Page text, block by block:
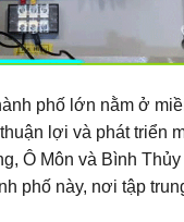
phố lớn nằm ở
lợi và phát triển
Ô Môn và Bình
phố này, nơi tập